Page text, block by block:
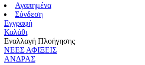
Αγαπημένα
Σύνδεση
Εγγραφή
Καλάθι
Εναλλαγή Πλοήγησης
ΝΕΕΣ ΑΦΙΞΕΙΣ
ΑΝΔΡΑΣ